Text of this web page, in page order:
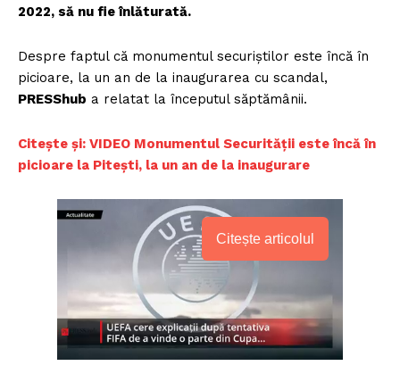
2022, să nu fie înlăturată.
Despre faptul că monumentul securiștilor este încă în
picioare, la un an de la inaugurarea cu scandal,
PRESShub a relatat la începutul săptămânii.
Citește și: VIDEO Monumentul Securității este încă în
picioare la Pitești, la un an de la inaugurare
Citește articolul